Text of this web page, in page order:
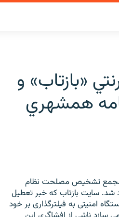
«بازتاب» و
همشهري
مجمع تشخيص مصلحت نظام
شد. سایت بازتاب که خبر تعطیل
امنیتی به فیلترگذاری بر خود